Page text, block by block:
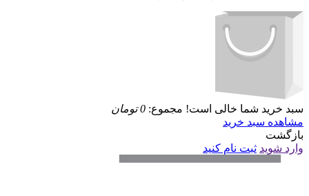
سبد خرید شما خالی است! مجموع: 0 تومان
مشاهده سبد خرید
بازگشت
وارد شوید ثبت نام کنید